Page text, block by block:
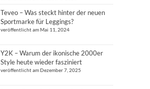
Teveo – Was steckt hinter der neuen
Sportmarke für Leggings?
veröffentlicht am Mai 11, 2024
Y2K – Warum der ikonische 2000er
Style heute wieder fasziniert
veröffentlicht am Dezember 7, 2025